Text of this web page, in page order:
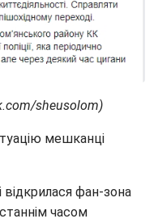
sheusolom)
мешканці
відкрилася фан-зона
часом